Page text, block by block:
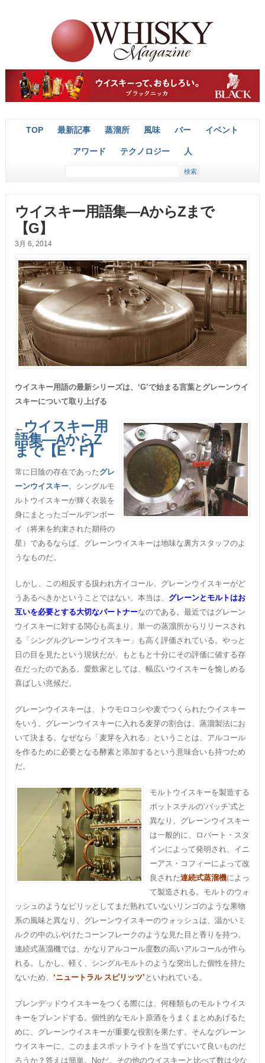
TOP 最新記事 蒸溜所 風味 バー イベント
アワード テクノロジー 人
ウイスキー用語集―AからZまで
【G】
3月 6, 2014
ウイスキー用語の最新シリーズは、‘G’で始まる言葉とグレーンウイ
スキーについて取り上げる
← ウイスキー用
語集―AからZ
まで【E・F】
常に日陰の存在であったグレ
ーンウイスキー。シングルモ
ルトウイスキーが輝く衣装を
身にまとったゴールデンボー
イ（将来を約束された期待の
星）であるならば、グレーンウイスキーは地味な裏方スタッフのよ
うなものだ。
しかし、この相反する扱われ方イコール、グレーンウイスキーがど
うあるべきかということではない。本当は、 グレーンとモルトはお
互いを必要とする大切なパートナーなのである。最近ではグレーン
ウイスキーに対する関心も高まり、単一の蒸溜所からリリースされ
る「シングルグレーンウイスキー」も高く評価されている。やっと
日の目を見たという現状だが、もともと十分にその評価に値する存
在だったのである。愛飲家としては、幅広いウイスキーを愉しめる
喜ばしい兆候だ。
グレーンウイスキーは、トウモロコシや麦でつくられたウイスキー
をいう。グレーンウイスキーに入れる麦芽の割合は、蒸溜製法にお
いて決まる。なぜなら「麦芽を入れる」ということは、アルコール
を作るために必要となる酵素と添加するという意味合いも持つため
だ。
モルトウイスキーを製造する
ポットスチルの‘バッチ’式と
異なり、グレーンウイスキー
は一般的に、ロバート・スタ
インによって発明され、イニ
ーアス・コフィーによって改
良された連続式蒸溜機によっ
て製造される。モルトのウォ
ッシュのようなピリッとしてまだ熟れていないリンゴのような果物
系の風味と異なり、グレーンウイスキーのウォッシュは、温かいミ
ルクの中のふやけたコーンフレークのような見た目と香りを持つ。
連続式蒸溜機では、かなりアルコール度数の高いアルコールが作ら
れる。しかし、軽く、シングルモルトのような突出した個性を持た
ないため、 ‘ニュートラル スピリッツ’ といわれている。
ブレンデッドウイスキーをつくる際には、何種類ものモルトウイス
キーをブレンドする。個性的なモルト原酒をうまくまとめあげるた
めに、グレーンウイスキーが重要な役割を果たす。そんなグレーン
ウイスキーに、このままスポットライトを当てずにいて良いものだ
ろうか？答えは簡単。Noだ。その他のウイスキーと比べて数は少な